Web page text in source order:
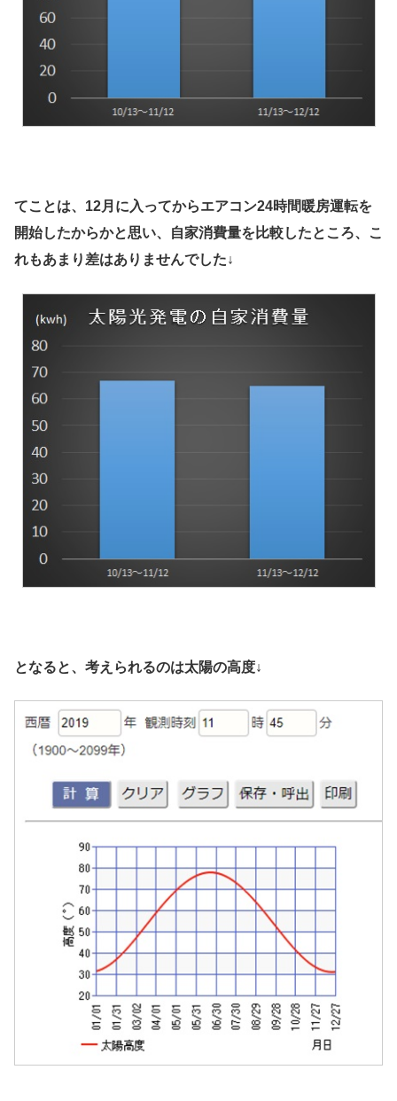
てことは、12月に入ってからエアコン24時間暖房運転を
開始したからかと思い、自家消費量を比較したところ、こ
れもあまり差はありませんでした↓
となると、考えられるのは太陽の高度↓